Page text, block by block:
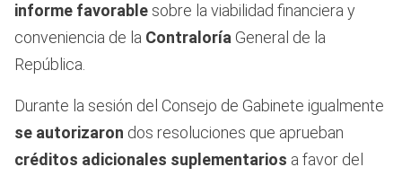
informe favorable sobre la viabilidad financiera y
conveniencia de la Contraloría General de la
República.
Durante la sesión del Consejo de Gabinete igualmente
se autorizaron dos resoluciones que aprueban
créditos adicionales suplementarios a favor del